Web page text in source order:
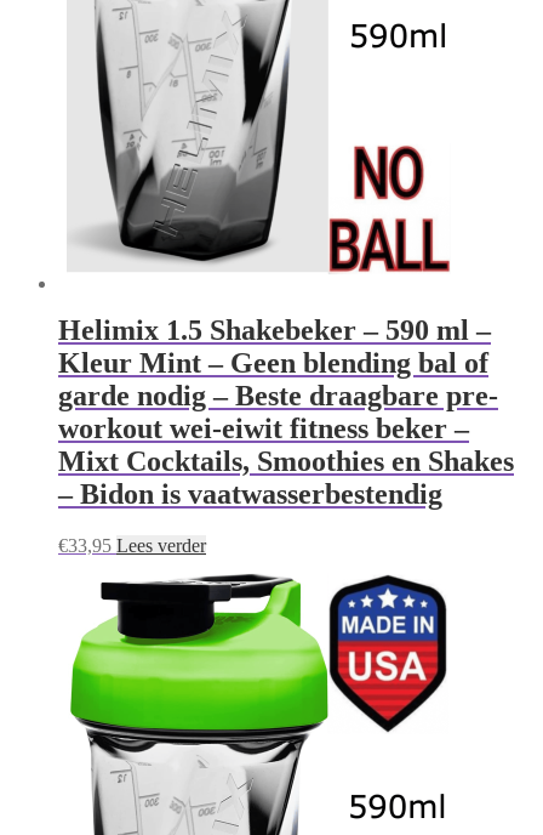
Helimix 1.5 Shakebeker – 590 ml –
Kleur Mint – Geen blending bal of
garde nodig – Beste draagbare pre-
workout wei-eiwit fitness beker –
Mixt Cocktails, Smoothies en Shakes
– Bidon is vaatwasserbestendig
€33,95 Lees verder